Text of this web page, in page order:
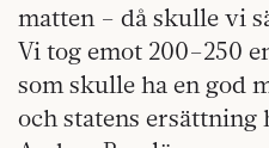
matten – då skulle vi
Vi tog emot 200–250
som skulle ha en god
och statens ersättning